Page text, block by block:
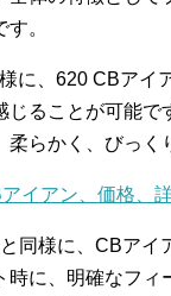
。
に、620 CBアイ
じることが可能で
らかく、びっく
イアン、価格、
同様に、CBアイ
時に、明確なフィ